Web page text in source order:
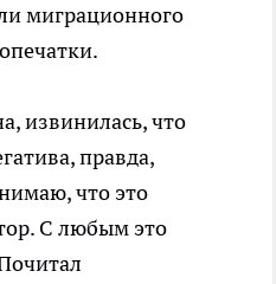
миграционного
извинилась, что
правда,
что это
С любым это